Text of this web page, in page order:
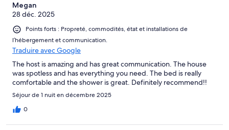
Megan
28 déc. 2025
Points forts : Propreté, commodités, état et installations de
l’hébergement et communication.
Traduire avec Google
The host is amazing and has great communication. The house
was spotless and has everything you need. The bed is really
comfortable and the shower is great. Definitely recommend!!
Séjour de 1 nuit en décembre 2025
0